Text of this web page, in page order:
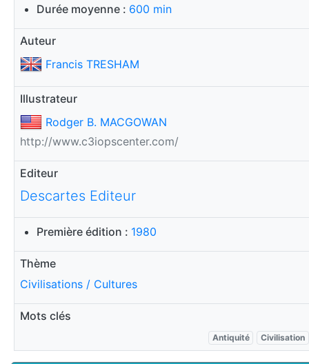
Durée moyenne : 600 min
Auteur
Francis TRESHAM
Illustrateur
Rodger B. MACGOWAN
http://www.c3iopscenter.com/
Editeur
Descartes Editeur
Première édition : 1980
Thème
Civilisations / Cultures
Mots clés
Antiquité Civilisation